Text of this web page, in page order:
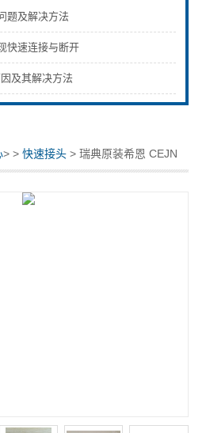
题及解决方法
快速连接与断开
及其解决方法
> >快速接头 > 瑞典原装希恩 CEJN